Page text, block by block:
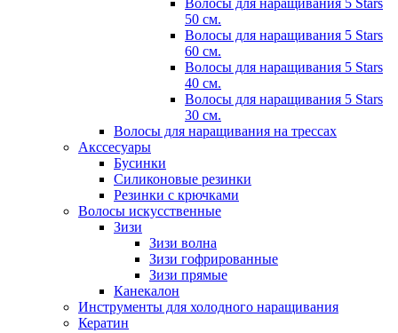
Волосы для наращивания 5 Stars
50 см.
Волосы для наращивания 5 Stars
60 см.
Волосы для наращивания 5 Stars
40 см.
Волосы для наращивания 5 Stars
30 см.
Волосы для наращивания на трессах
Акссесуары
Бусинки
Силиконовые резинки
Резинки с крючками
Волосы искусственные
Зизи
Зизи волна
Зизи гофрированные
Зизи прямые
Канекалон
Инструменты для холодного наращивания
Кератин